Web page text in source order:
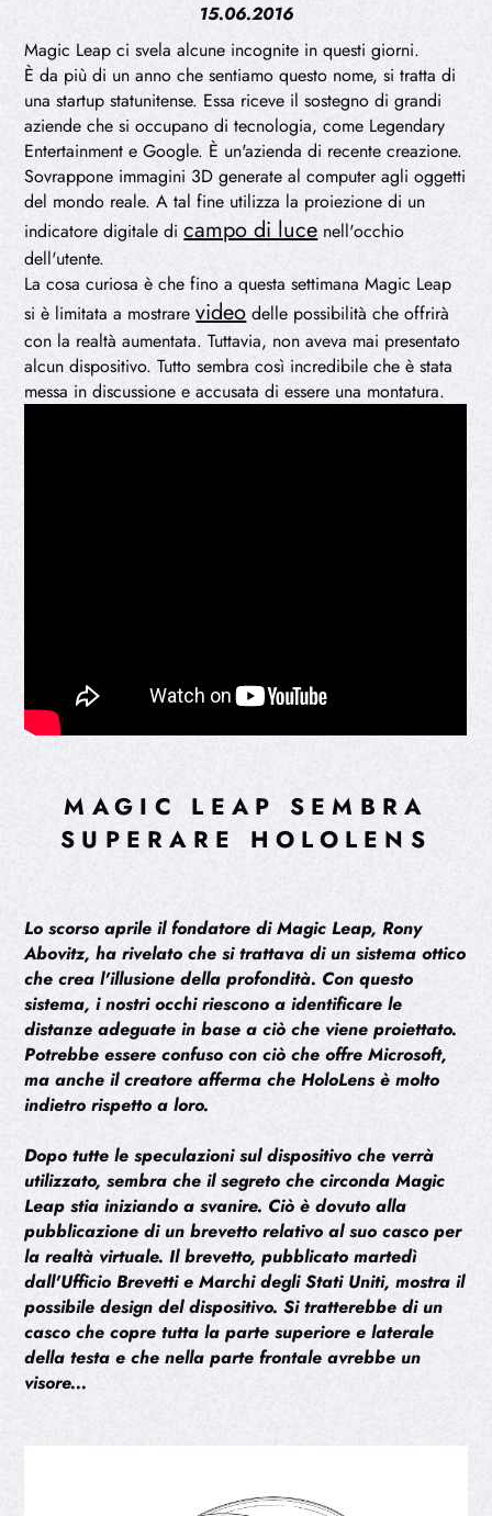
15.06.2016
Magic Leap ci svela alcune incognite in questi giorni.
È da più di un anno che sentiamo questo nome, si tratta di
una startup statunitense. Essa riceve il sostegno di grandi
aziende che si occupano di tecnologia, come Legendary
Entertainment e Google. È un'azienda di recente creazione.
Sovrappone immagini 3D generate al computer agli oggetti
del mondo reale. A tal fine utilizza la proiezione di un
indicatore digitale dicampo di luce nell'occhio
dell'utente.
La cosa curiosa è che fino a questa settimana Magic Leap
si è limitata a mostrarevideodelle possibilità che offrirà
con la realtà aumentata. Tuttavia, non aveva mai presentato
alcun dispositivo. Tutto sembra così incredibile che è stata
messa in discussione e accusata di essere una montatura.
MAGIC LEAP SEMBRA
SUPERARE HOLOLENS
Lo scorso aprile il fondatore di Magic Leap, Rony
Abovitz, ha rivelato che si trattava di un sistema ottico
che crea l'illusione della profondità. Con questo
sistema, i nostri occhi riescono a identificare le
distanze adeguate in base a ciò che viene proiettato.
Potrebbe essere confuso con ciò che offre Microsoft,
ma anche il creatore afferma che HoloLens è molto
indietro rispetto a loro.
Dopo tutte le speculazioni sul dispositivo che verrà
utilizzato, sembra che il segreto che circonda Magic
Leap stia iniziando a svanire. Ciò è dovuto alla
pubblicazione di un brevetto relativo al suo casco per
la realtà virtuale. Il brevetto, pubblicato martedì
dall'Ufficio Brevetti e Marchi degli Stati Uniti, mostra il
possibile design del dispositivo. Si tratterebbe di un
casco che copre tutta la parte superiore e laterale
della testa e che nella parte frontale avrebbe un
visore...